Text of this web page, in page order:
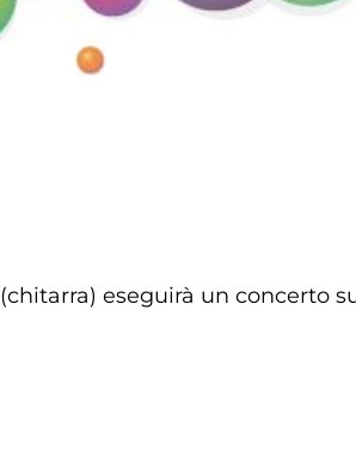
(chitarra) eseguirà un concerto